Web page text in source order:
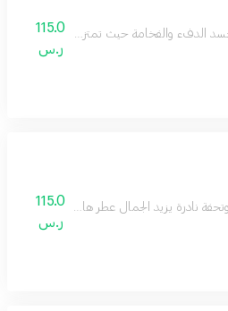
الدفء والفخامة حيث تمتزج نفحات العنبر
115.0
ر.س
نادرة يزيد الجمال عطر هادئ لطيف رائع
115.0
ر.س